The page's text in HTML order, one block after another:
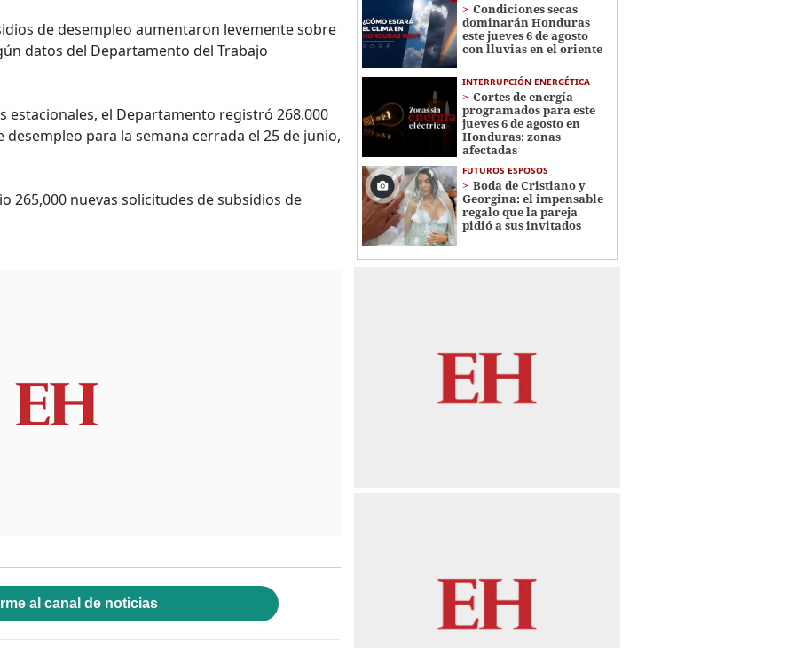
de desempleo aumentaron levemente sobre
datos del Departamento del Trabajo
estacionales, el Departamento registró 268.000
para la semana cerrada el 25 de junio,
265,000 nuevas solicitudes de subsidios de
al canal de noticias
Condiciones secas
dominarán Honduras
este jueves 6 de agosto
con lluvias en el oriente
INTERRUPCIÓN ENERGÉTICA
Cortes de energía
programados para este
jueves 6 de agosto en
Honduras: zonas
afectadas
FUTUROS ESPOSOS
Boda de Cristiano y
Georgina: el impensable
regalo que la pareja
pidió a sus invitados